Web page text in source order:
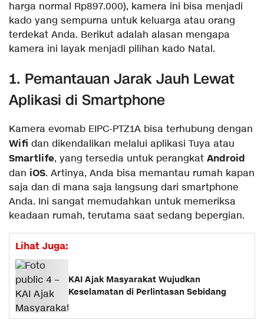
harga normal Rp897.000), kamera ini bisa menjadi
kado yang sempurna untuk keluarga atau orang
terdekat Anda. Berikut adalah alasan mengapa
kamera ini layak menjadi pilihan kado Natal.
1. Pemantauan Jarak Jauh Lewat
Aplikasi di Smartphone
Kamera evomab EIPC-PTZ1A bisa terhubung dengan
Wifi dan dikendalikan melalui aplikasi Tuya atau
Smartlife, yang tersedia untuk perangkat Android
dan iOS. Artinya, Anda bisa memantau rumah kapan
saja dan di mana saja langsung dari smartphone
Anda. Ini sangat memudahkan untuk memeriksa
keadaan rumah, terutama saat sedang bepergian.
Lihat Juga:
KAI Ajak Masyarakat Wujudkan
Keselamatan di Perlintasan Sebidang